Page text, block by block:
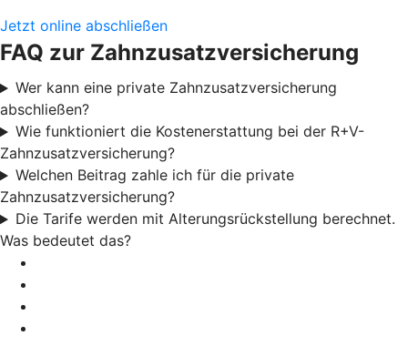
Jetzt online abschließen
FAQ zur Zahnzusatzversicherung
Wer kann eine private Zahnzusatzversicherung
abschließen?
Wie funktioniert die Kostenerstattung bei der R+V-
Zahnzusatzversicherung?
Welchen Beitrag zahle ich für die private
Zahnzusatzversicherung?
Die Tarife werden mit Alterungsrückstellung berechnet.
Was bedeutet das?